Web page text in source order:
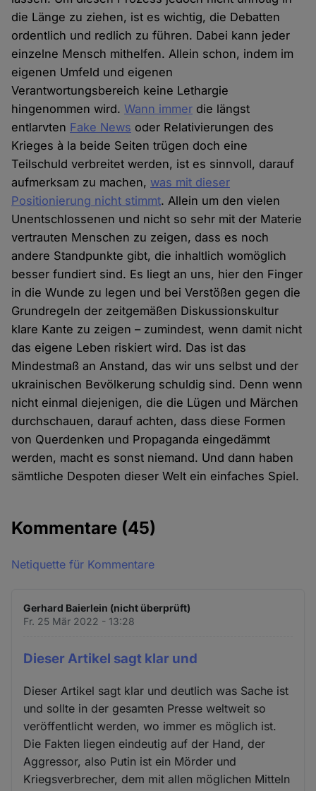
die Länge zu ziehen, ist es wichtig, die Debatten
ordentlich und redlich zu führen. Dabei kann jeder
einzelne Mensch mithelfen. Allein schon, indem im
eigenen Umfeld und eigenen
Verantwortungsbereich keine Lethargie
hingenommen wird.Wann immer die längst
entlarvten Fake News oder Relativierungen des
Krieges à la beide Seiten trügen doch eine
Teilschuld verbreitet werden, ist es sinnvoll, darauf
aufmerksam zu machen, was mit dieser
Positionierung nicht stimmt. Allein um den vielen
Unentschlossenen und nicht so sehr mit der Materie
vertrauten Menschen zu zeigen, dass es noch
andere Standpunkte gibt, die inhaltlich womöglich
besser fundiert sind. Es liegt an uns, hier den Finger
in die Wunde zu legen und bei Verstößen gegen die
Grundregeln der zeitgemäßen Diskussionskultur
klare Kante zu zeigen – zumindest, wenn damit nicht
das eigene Leben riskiert wird. Das ist das
Mindestmaß an Anstand, das wir uns selbst und der
ukrainischen Bevölkerung schuldig sind. Denn wenn
nicht einmal diejenigen, die die Lügen und Märchen
durchschauen, darauf achten, dass diese Formen
von Querdenken und Propaganda eingedämmt
werden, macht es sonst niemand. Und dann haben
sämtliche Despoten dieser Welt ein einfaches Spiel.
Kommentare (45)
Netiquette für Kommentare
Gerhard Baierlein (nicht überprüft)
Fr. 25 Mär 2022 - 13:28
Dieser Artikel sagt klar und
Dieser Artikel sagt klar und deutlich was Sache ist
und sollte in der gesamten Presse weltweit so
veröffentlicht werden, wo immer es möglich ist.
Die Fakten liegen eindeutig auf der Hand, der
Aggressor, also Putin ist ein Mörder und
Kriegsverbrecher, dem mit allen möglichen Mitteln